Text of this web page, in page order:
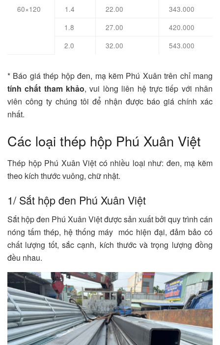
60×120 1.4 22.00
343.000
1.8
27.00
420.000
2.0
32.00 543.000
* Báo giá thép hộp đen, mạ kẽm Phú Xuân trên chỉ mang
tính chất tham khảo, vui lòng liên hệ trực tiếp với nhân
viên công ty chúng tôi để nhận được báo giá chính xác
nhất.
Các loại thép hộp Phú Xuân Việt
Thép hộp Phú Xuân Việt có nhiều loại như: đen, mạ kẽm
theo kích thước vuông, chữ nhật.
1/ Sắt hộp đen Phú Xuân Việt
Sắt hộp đen Phú Xuân Việt được sản xuất bởi quy trình cán
nóng tấm thép, hệ thống máy móc hiện đại, đảm bảo có
chất lượng tốt, sắc cạnh, kích thước và trọng lượng đồng
đều nhau.